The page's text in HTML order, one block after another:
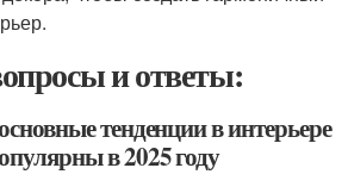
и ответы:
тенденции в интерьере
в 2025 году